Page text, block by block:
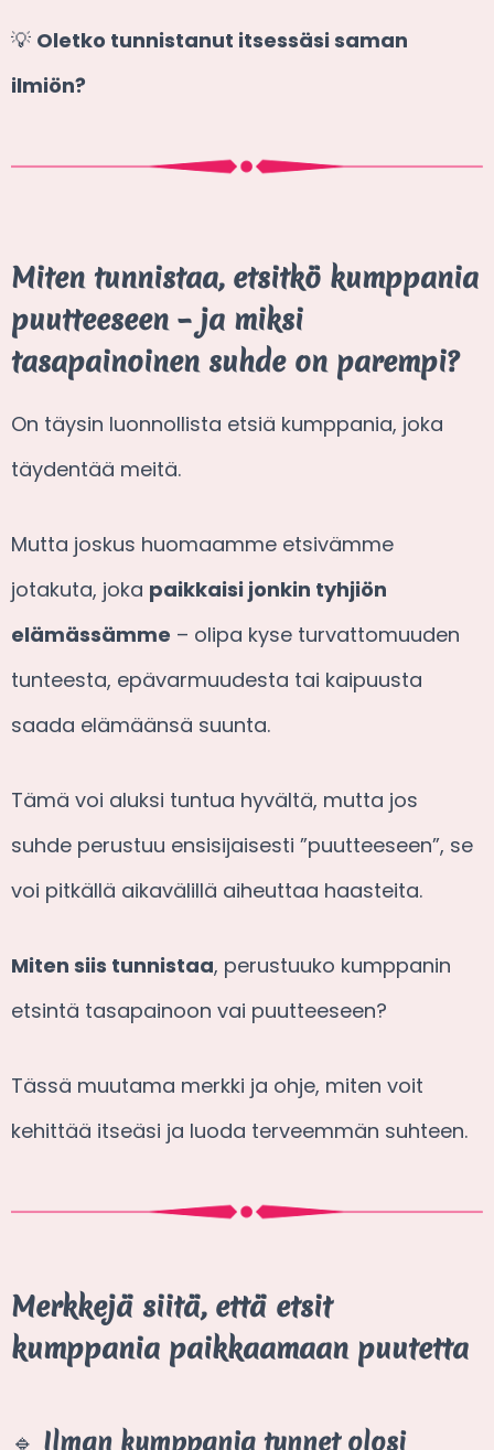
💡 Oletko tunnistanut itsessäsi saman
ilmiön?
Miten tunnistaa, etsitkö kumppania
puutteeseen – ja miksi
tasapainoinen suhde on parempi?
On täysin luonnollista etsiä kumppania, joka
täydentää meitä.
Mutta joskus huomaamme etsivämme
jotakuta, joka paikkaisi jonkin tyhjiön
elämässämme – olipa kyse turvattomuuden
tunteesta, epävarmuudesta tai kaipuusta
saada elämäänsä suunta.
Tämä voi aluksi tuntua hyvältä, mutta jos
suhde perustuu ensisijaisesti ”puutteeseen”, se
voi pitkällä aikavälillä aiheuttaa haasteita.
Miten siis tunnistaa, perustuuko kumppanin
etsintä tasapainoon vai puutteeseen?
Tässä muutama merkki ja ohje, miten voit
kehittää itseäsi ja luoda terveemmän suhteen.
Merkkejä siitä, että etsit
kumppania paikkaamaan puutetta
🔹 Ilman kumppania tunnet olosi